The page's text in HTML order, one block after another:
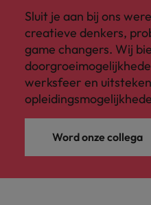
Sluit je aan bij ons
creatieve denkers,
game changers. Wij
werksfeer en
Word onze collega